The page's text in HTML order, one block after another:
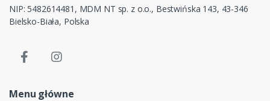
NIP: 5482614481, MDM NT sp. z o.o., Bestwińska 143, 43-346
Bielsko-Biała, Polska
Menu główne